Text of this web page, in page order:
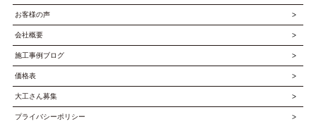
お客様の声
会社概要
施工事例ブログ
価格表
大工さん募集
プライバシーポリシー